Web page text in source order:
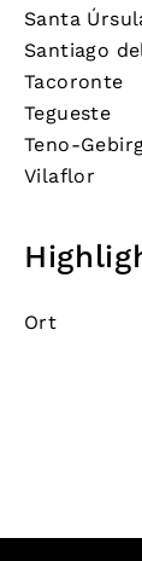
Santa
Santiago
Tacoronte
Tegueste
Teno-
Vilaflor
Ort